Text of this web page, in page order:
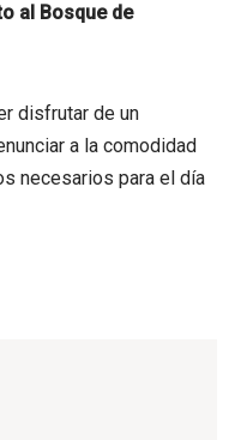
al Bosque de
disfrutar de un
a la comodidad
necesarios para el día